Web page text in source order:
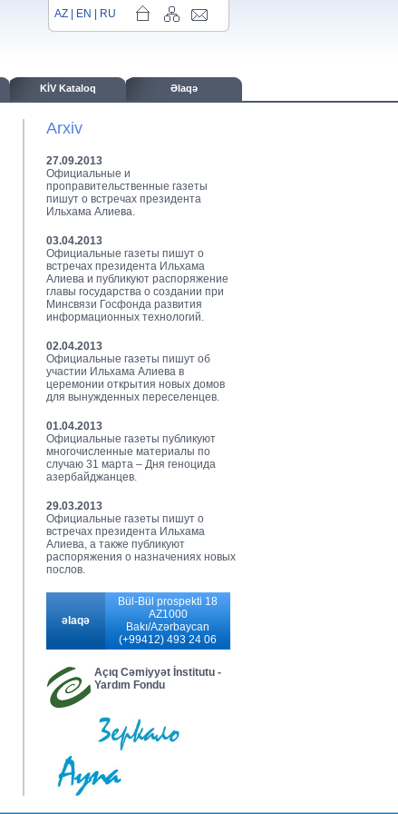
AZ EN RU
KİV Kataloq Əlaqə
Arxiv
27.09.2013
Официальные и
проправительственные газеты
пишут о встречах президента
Ильхама Алиева.
03.04.2013
Официальные газеты пишут о
встречах президента Ильхама
Алиева и публикуют распоряжение
главы государства о создании при
Минсвязи Госфонда развития
информационных технологий.
02.04.2013
Официальные газеты пишут об
участии Ильхама Алиева в
церемонии открытия новых домов
для вынужденных переселенцев.
01.04.2013
Официальные газеты публикуют
многочисленные материалы по
случаю 31 марта – Дня геноцида
азербайджанцев.
29.03.2013
Официальные газеты пишут о
встречах президента Ильхама
Алиева, а также публикуют
распоряжения о назначениях новых
послов.
əlaqə
Bül-Bül prospekti 18
AZ1000
Bakı/Azərbaycan
(+99412) 493 24 06
Açıq Cəmiyyət İnstitutu -
Yardım Fondu